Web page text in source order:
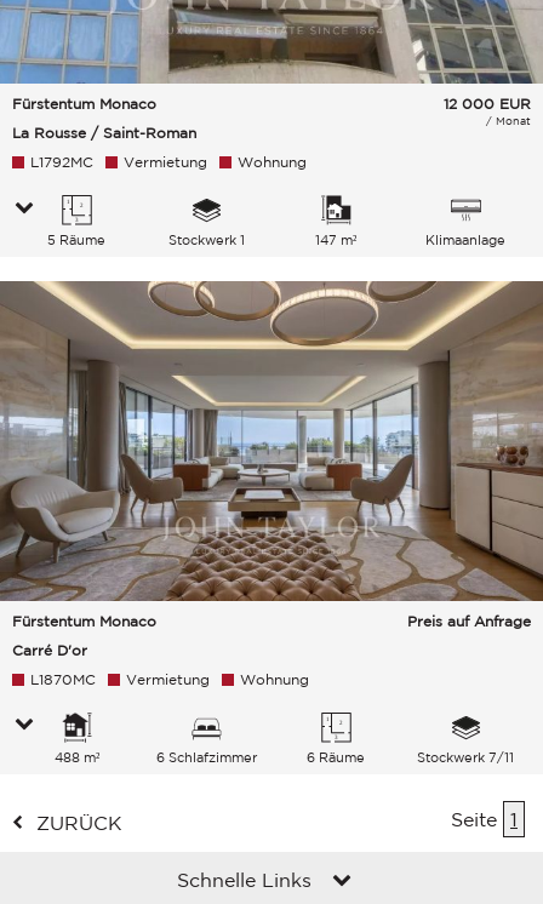
Fürstentum Monaco
La Rousse / Saint-Roman
12 000 EUR
/ Monat
L1792MC Vermietung Wohnung
5 Räume Stockwerk 1 147 m² Klimaanlage
Fürstentum Monaco
Carré D'or
Preis auf Anfrage
L1870MC Vermietung Wohnung
488 m² 6 Schlafzimmer 6 Räume Stockwerk 7/11
ZURÜCK Seite 1
Schnelle Links